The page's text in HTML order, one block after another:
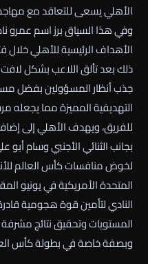
الأهلي يسعى للتعاقد مع
وفي هذا السياق برز اسم عمرو
الأهداف الرئيسية للأهلي خلال
ذلك بعد تألق اللاعب بشكل
جذب أنظار المسؤولين بفضل
التهديفية المميزة مما يجعله
للفريق، ويهدف الأهلي إلى
بجانب الثنائي الأجنبي وسام
لخوض منافسات كأس العالم
المتحدة الأمريكية في يونيو
النادي لتأمين قوة هجومية
المستويات وتحقيق نتائج
وبصفة خاصة في بطولة كأس